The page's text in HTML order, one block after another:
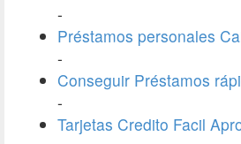
-
Préstamos personales
-
Conseguir Préstamos
-
Tarjetas Credito Facil